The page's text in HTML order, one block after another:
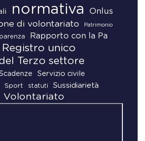
normativa Onlus
di volontariato Patrimonio
Rapporto con la Pa
Registro unico
Terzo settore
Servizio civile
Sport statuti Sussidiarietà
Volontariato